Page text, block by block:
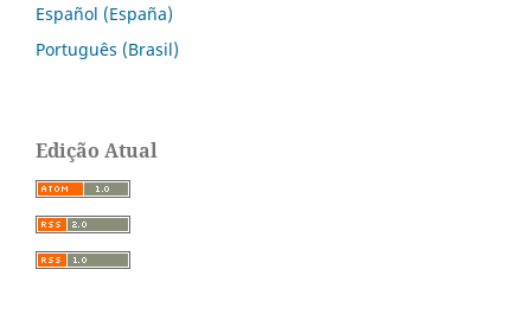
Español (España)
Português (Brasil)
Edição Atual